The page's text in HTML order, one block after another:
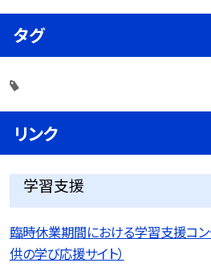
タグ
リンク
学習支援
臨時休業期間における学習支援コン
供の学び応援サイト）